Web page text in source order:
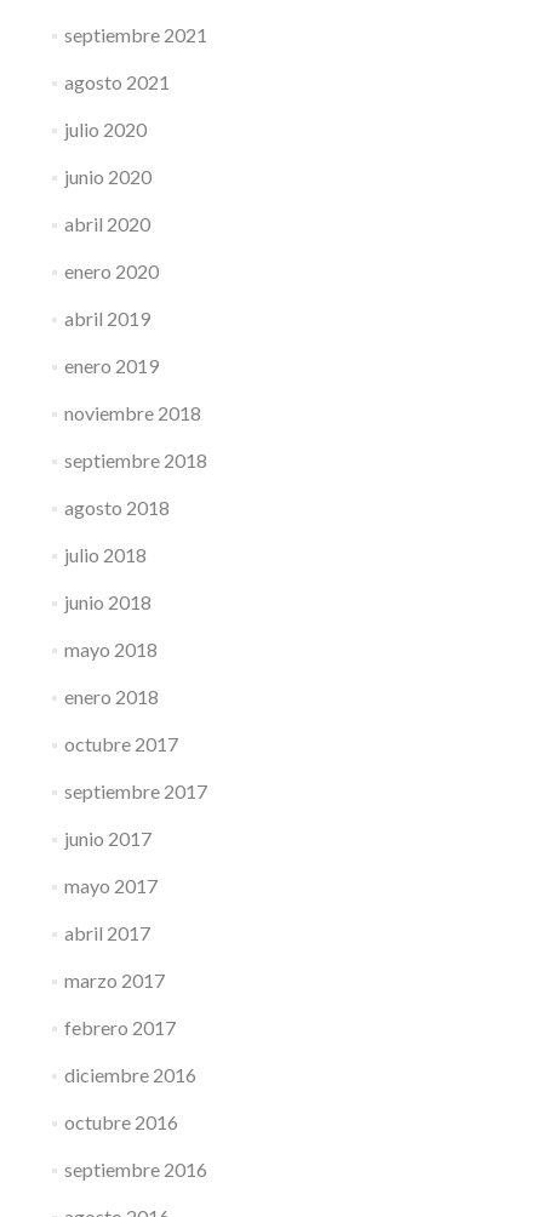
septiembre 2021
agosto 2021
julio 2020
junio 2020
abril 2020
enero 2020
abril 2019
enero 2019
noviembre 2018
septiembre 2018
agosto 2018
julio 2018
junio 2018
mayo 2018
enero 2018
octubre 2017
septiembre 2017
junio 2017
mayo 2017
abril 2017
marzo 2017
febrero 2017
diciembre 2016
octubre 2016
septiembre 2016